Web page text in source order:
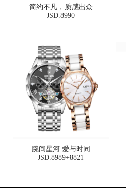
简约不凡，质感出众
JSD.8990
腕间星河 爱与时同
JSD.8989+8821